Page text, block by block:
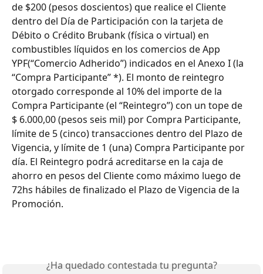
de $200 (pesos doscientos) que realice el Cliente
dentro del Día de Participación con la tarjeta de
Débito o Crédito Brubank (física o virtual) en
combustibles líquidos en los comercios de App
YPF(“Comercio Adherido”) indicados en el Anexo I (la
“Compra Participante” *). El monto de reintegro
otorgado corresponde al 10% del importe de la
Compra Participante (el “Reintegro”) con un tope de
$ 6.000,00 (pesos seis mil) por Compra Participante,
límite de 5 (cinco) transacciones dentro del Plazo de
Vigencia, y límite de 1 (una) Compra Participante por
día. El Reintegro podrá acreditarse en la caja de
ahorro en pesos del Cliente como máximo luego de
72hs hábiles de finalizado el Plazo de Vigencia de la
Promoción.
¿Ha quedado contestada tu pregunta?